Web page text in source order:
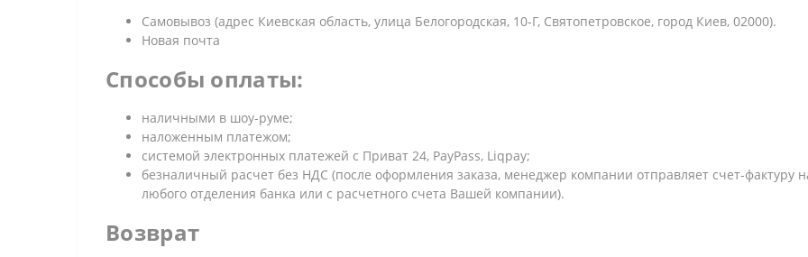
Самовывоз (адрес Киевская область, улица Белогородская, 10-Г, Святопетровское, город Киев, 02000).
Новая почта
Способы оплаты:
наличными в шоу-руме;
наложенным платежом;
системой электронных платежей с Приват 24, PayPass, Liqpay;
безналичный расчет без НДС (после оформления заказа, менеджер компании отправляет счет-фактуру
любого отделения банка или с расчетного счета Вашей компании).
Возврат